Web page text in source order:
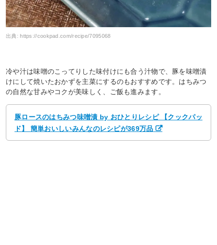
出典:https://cookpad.com/recipe/7095068
冷や汁は味噌のこってりした味付けにも合う汁物で、豚を味噌漬
けにして焼いたおかずを主菜にするのもおすすめです。はちみつ
の自然な甘みやコクが美味しく、ご飯も進みます。
豚ロースのはちみつ味噌漬 by おひとりレシピ 【クックパッ
ド】 簡単おいしいみんなのレシピが369万品